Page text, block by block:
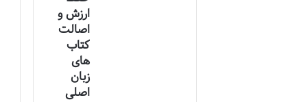
ارزش و
اصالت
کتاب
های
زبان
اصلی